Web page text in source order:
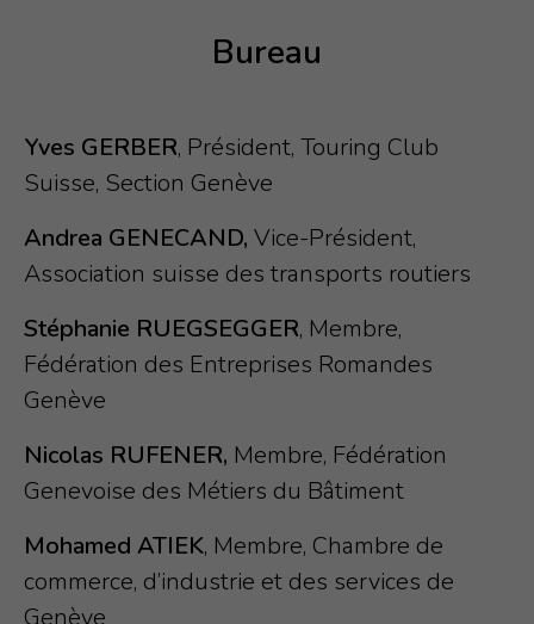
Bureau
Yves GERBER, Président, Touring Club
Suisse, Section Genève
Andrea GENECAND, Vice-Président,
Association suisse des transports routiers
Stéphanie RUEGSEGGER, Membre,
Fédération des Entreprises Romandes
Genève
Nicolas RUFENER, Membre, Fédération
Genevoise des Métiers du Bâtiment
Mohamed ATIEK, Membre, Chambre de
commerce, d’industrie et des services de
Genève